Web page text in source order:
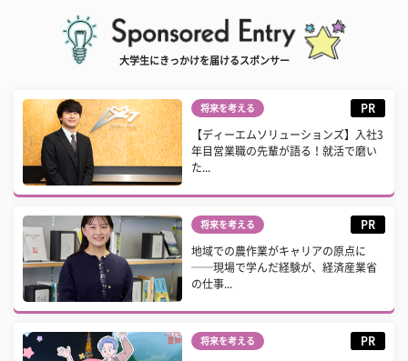
大学生にきっかけを届けるスポンサー
将来を考える PR
【ディーエムソリューションズ】入社3
年目営業職の先輩が語る！就活で磨い
た...
将来を考える PR
地域での農作業がキャリアの原点に
──現場で学んだ経験が、経済産業省
の仕事...
将来を考える PR